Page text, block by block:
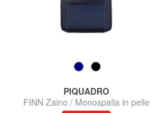
PIQUADRO
FINN Zaino / Monospalla in pelle